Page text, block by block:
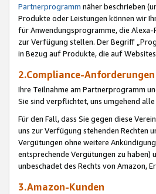
Partnerprogramm näher beschrieben
Produkte oder Leistungen können wir
für Anwendungsprogramme, die
zur Verfügung stellen. Der Begriff
in Bezug auf Produkte, die auf
2.Compliance-
Ihre Teilnahme am Partnerprogramm
Sie sind verpflichtet, uns umgehend
Für den Fall, dass Sie gegen diese
uns zur Verfügung stehenden Rechten
Vergütungen ohne weitere
entsprechende Vergütungen zu
unbeschadet des Rechts von Amazon,
3.Amazon-Kunden